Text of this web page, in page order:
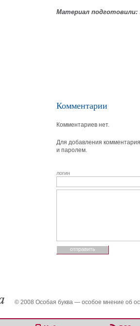
Материал подготовили:
Комментарии
Комментариев нет.
Для добавления
и паролем.
логин
© 2008 Особая буква — особое мнение об